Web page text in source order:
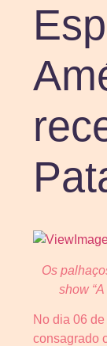
Os
show
No dia 06
consagrado